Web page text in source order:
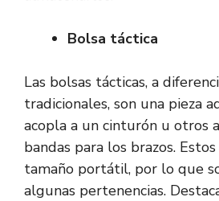
Bolsa táctica
Las bolsas tácticas, a
tradicionales, son una pieza
acopla a un cinturón u otros
bandas para los brazos.
tamaño portátil, por lo que
algunas pertenencias.